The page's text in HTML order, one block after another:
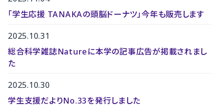
「学生応援 TANAKAの頭脳ドーナツ」今年も販売します
2025.10.31
総合科学雑誌Natureに本学の記事広告が掲載されまし
た
2025.10.30
学生支援だよりNo.33を発行しました